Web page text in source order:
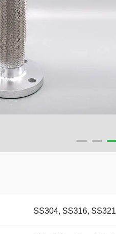
SS304, SS316, SS321